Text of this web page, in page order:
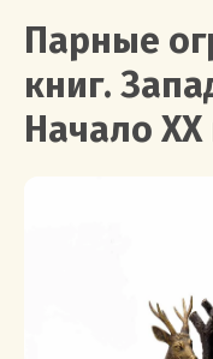
Парные
книг.
Начало ХХ